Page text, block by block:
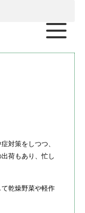
対策をしつつ、
荷もあり、忙し
乾燥野菜や軽作